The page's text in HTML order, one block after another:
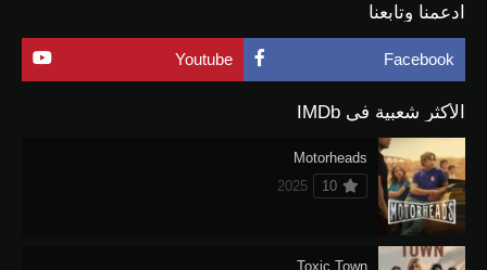
ادعمنا وتابعنا
Facebook
Youtube
الأكثر شعبية في IMDb
Motorheads
10
2025
Toxic Town